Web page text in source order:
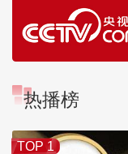
热播榜
TOP 1